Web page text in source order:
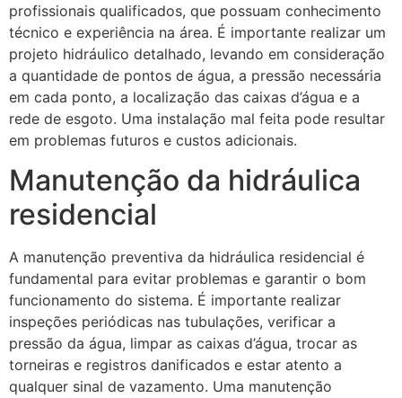
profissionais qualificados, que possuam conhecimento
técnico e experiência na área. É importante realizar um
projeto hidráulico detalhado, levando em consideração
a quantidade de pontos de água, a pressão necessária
em cada ponto, a localização das caixas d’água e a
rede de esgoto. Uma instalação mal feita pode resultar
em problemas futuros e custos adicionais.
Manutenção da hidráulica
residencial
A manutenção preventiva da hidráulica residencial é
fundamental para evitar problemas e garantir o bom
funcionamento do sistema. É importante realizar
inspeções periódicas nas tubulações, verificar a
pressão da água, limpar as caixas d’água, trocar as
torneiras e registros danificados e estar atento a
qualquer sinal de vazamento. Uma manutenção